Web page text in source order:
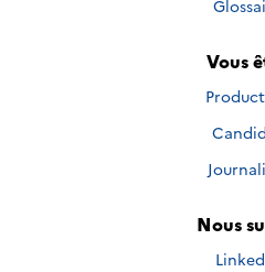
Vous
Nous
Nous